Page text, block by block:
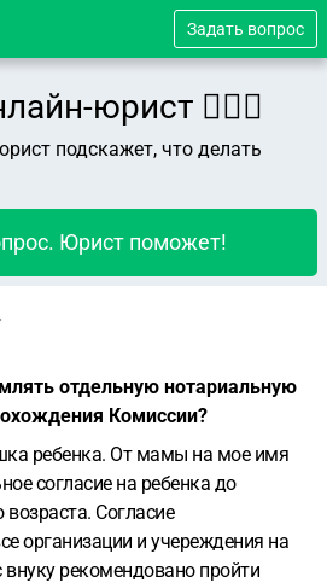
Задать вопрос
юрист 👨🏻‍⚖️
подскажет, что делать
Юрист поможет!
отдельную нотариальную
Комиссии?
ребенка. От мамы на мое имя
согласие на ребенка до
Согласие
организации и учереждения на
рекомендовано пройти